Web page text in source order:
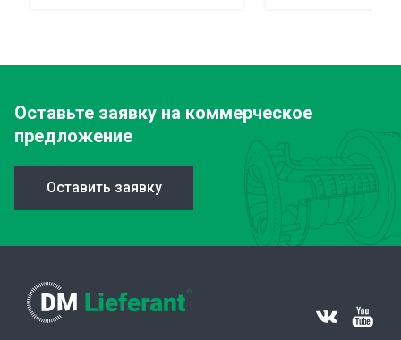
Оставьте заявку на коммерческое
предложение
Оставить заявку